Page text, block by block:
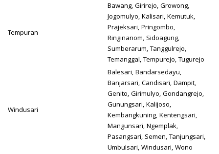
Tempuran
Bawang, Girirejo, Growong,
Jogomulyo, Kalisari, Kemutuk,
Prajeksari, Pringombo,
Ringinanom, Sidoagung,
Sumberarum, Tanggulrejo,
Temanggal, Tempurejo, Tugurejo
Windusari
Balesari, Bandarsedayu,
Banjarsari, Candisari, Dampit,
Genito, Girimulyo, Gondangrejo,
Gunungsari, Kalijoso,
Kembangkuning, Kentengsari,
Mangunsari, Ngemplak,
Pasangsari, Semen, Tanjungsari,
Umbulsari, Windusari, Wono